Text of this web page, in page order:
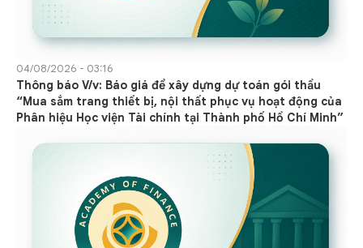
04/08/2026 - 03:16
Thông báo V/v: Báo giá để xây dựng dự toán gói thầu
“Mua sắm trang thiết bị, nội thất phục vụ hoạt động của
Phân hiệu Học viện Tài chính tại Thành phố Hồ Chí Minh”